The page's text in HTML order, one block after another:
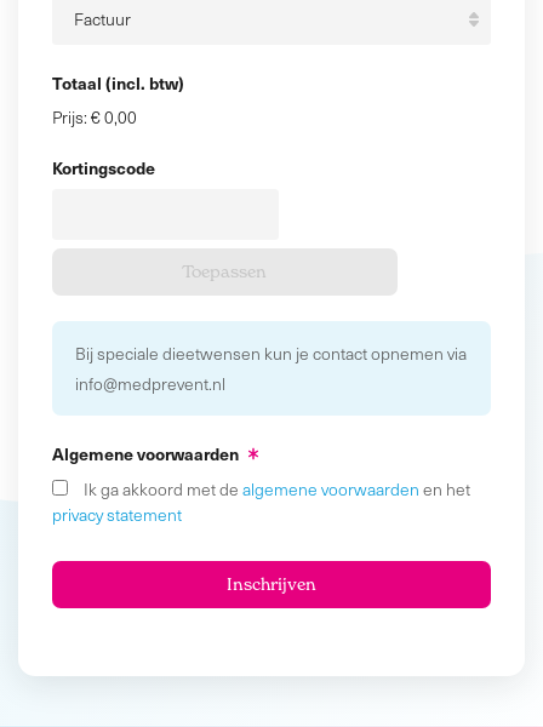
Totaal (incl. btw)
Prijs: € 0,00
Kortingscode
Bij speciale dieetwensen kun je contact opnemen via
info@medprevent.nl
Algemene voorwaarden
Ik ga akkoord met de algemene voorwaarden en het
privacy statement